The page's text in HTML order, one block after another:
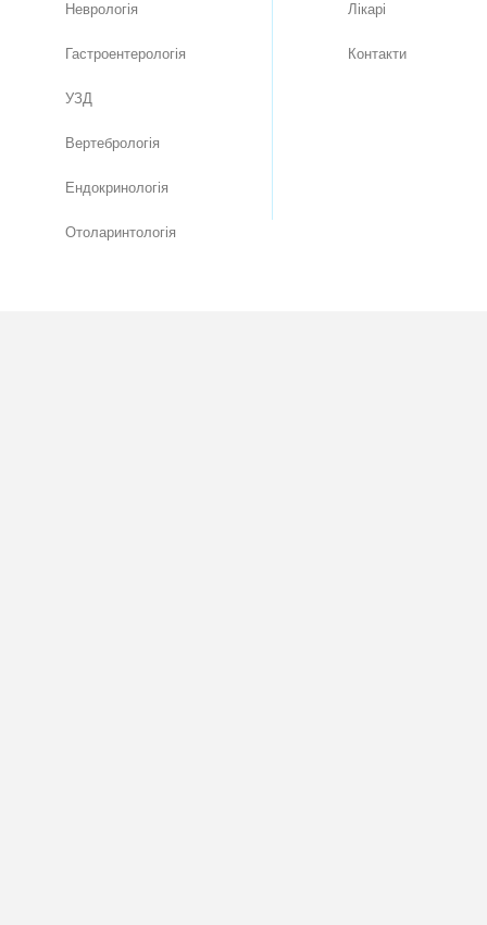
Неврологія
Гастроентерологія
УЗД
Вертебрологія
Ендокринологія
Отоларинтологія
Лікарі
Контакти